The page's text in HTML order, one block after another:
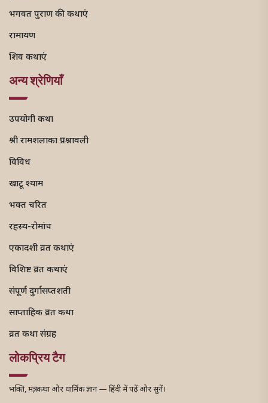
भगवत पुराण की कथाएं
रामायण
शिव कथाएं
अन्य श्रेणियाँ
उपयोगी कथा
श्री रामशलाका प्रश्नावली
विविध
खाटू श्याम
भक्त चरित
रहस्य-रोमांच
एकादशी व्रत कथाएं
विशिष्ट व्रत कथाएं
संपूर्ण दुर्गासप्तशती
साप्ताहिक व्रत कथा
व्रत कथा संग्रह
लोकप्रिय टैग
भक्ति, मंत्र, कथा और धार्मिक ज्ञान — हिंदी में पढ़ें और सुनें।